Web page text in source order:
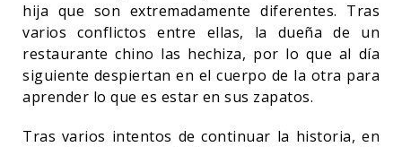
hija que son extremadamente diferentes. Tras
varios conflictos entre ellas, la dueña de un
restaurante chino las hechiza, por lo que al día
siguiente despiertan en el cuerpo de la otra para
aprender lo que es estar en sus zapatos.
Tras varios intentos de continuar la historia, en